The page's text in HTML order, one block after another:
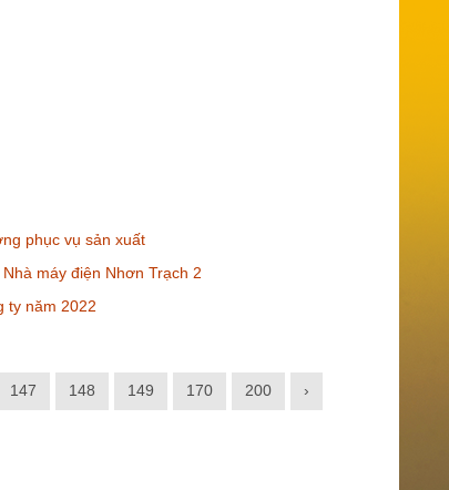
phục vụ sản xuất
máy điện Nhơn Trạch 2
ty năm 2022
147 148 149 170 200 ›